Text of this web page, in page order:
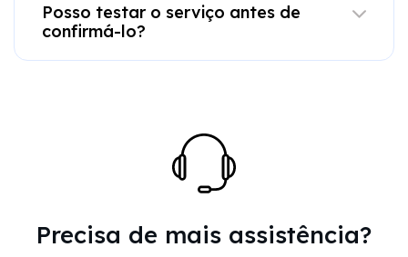
Posso testar o serviço antes de
confirmá-lo?
Precisa de mais assistência?